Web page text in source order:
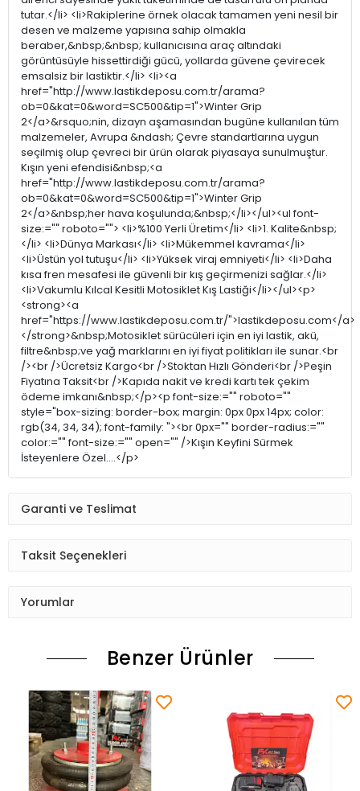
tutar.</li> <li>Rakiplerine örnek olacak tamamen yeni nesil bir
desen ve malzeme yapısına sahip olmakla
beraber,&nbsp;&nbsp; kullanıcısına araç altındaki
görüntüsüyle hissettirdiği gücü, yollarda güvene çevirecek
emsalsiz bir lastiktir.</li> <li><a
href="http://www.lastikdeposu.com.tr/arama?
ob=0&kat=0&word=SC500&tip=1">Winter Grip
2</a>&rsquo;nin, dizayn aşamasından bugüne kullanılan tüm
malzemeler, Avrupa &ndash; Çevre standartlarına uygun
seçilmiş olup çevreci bir ürün olarak piyasaya sunulmuştur.
Kışın yeni efendisi&nbsp;<a
href="http://www.lastikdeposu.com.tr/arama?
ob=0&kat=0&word=SC500&tip=1">Winter Grip
2</a>&nbsp;her hava koşulunda;&nbsp;</li></ul><ul font-
size:="" roboto=""> <li>%100 Yerli Üretim</li> <li>1. Kalite&nbsp;
</li> <li>Dünya Markası</li> <li>Mükemmel kavrama</li>
<li>Üstün yol tutuşu</li> <li>Yüksek viraj emniyeti</li> <li>Daha
kısa fren mesafesi ile güvenli bir kış geçirmenizi sağlar.</li>
<li>Vakumlu Kılcal Kesitli Motosiklet Kış Lastiği</li></ul><p>
<strong><a
href="https://www.lastikdeposu.com.tr/">lastikdeposu.com</a>
</strong>&nbsp;Motosiklet sürücüleri için en iyi lastik, akü,
filtre&nbsp;ve yağ marklarını en iyi fiyat politikları ile sunar.<br
/><br />Ücretsiz Kargo<br />Stoktan Hızlı Gönderi<br />Peşin
Fiyatına Taksit<br />Kapıda nakit ve kredi kartı tek çekim
ödeme imkanı&nbsp;</p><p font-size:="" roboto=""
style="box-sizing: border-box; margin: 0px 0px 14px; color:
rgb(34, 34, 34); font-family: "><br 0px="" border-radius:=""
color:="" font-size:="" open="" />Kışın Keyfini Sürmek
İsteyenlere Özel....</p>
Garanti ve Teslimat
Taksit Seçenekleri
Yorumlar
Benzer Ürünler